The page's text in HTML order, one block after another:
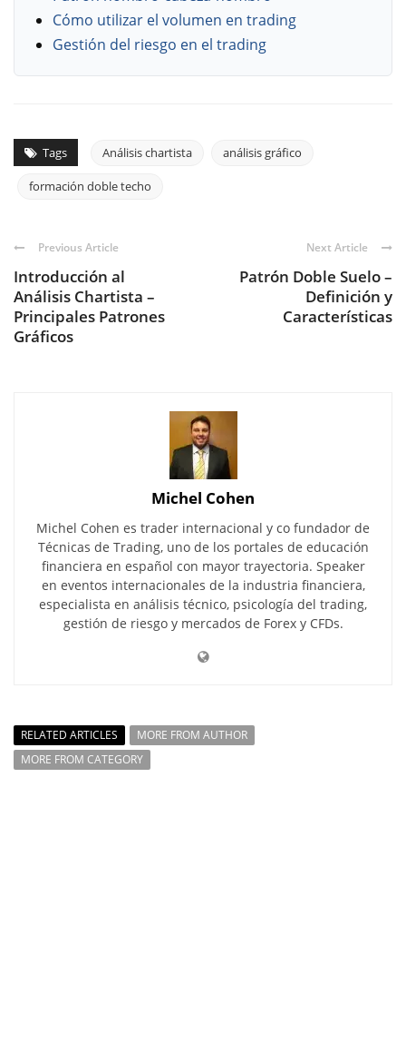
Cómo utilizar el volumen en trading
Gestión del riesgo en el trading
Tags Análisis chartista análisis gráfico
formación doble techo
Previous Article
Introducción al
Análisis Chartista –
Principales Patrones
Gráficos
Next Article
Patrón Doble Suelo –
Definición y
Características
Michel Cohen
Michel Cohen es trader internacional y co fundador de
Técnicas de Trading, uno de los portales de educación
financiera en español con mayor trayectoria. Speaker
en eventos internacionales de la industria financiera,
especialista en análisis técnico, psicología del trading,
gestión de riesgo y mercados de Forex y CFDs.
RELATED ARTICLES
MORE FROM AUTHOR
MORE FROM CATEGORY